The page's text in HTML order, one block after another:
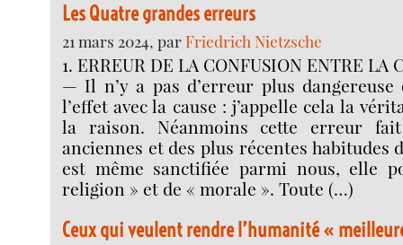
Les Quatre grandes erreurs
21 mars 2024, parFriedrich Nietzsche
1. ERREUR DE LA CONFUSION ENTRE LA
— Il n’y a pas d’erreur plus dangereuse
l’effet avec la cause : j’appelle cela la
la raison. Néanmoins cette erreur
anciennes et des plus récentes habitudes
est même sanctifiée parmi nous, elle
religion » et de « morale ». Toute (…)
Ceux qui veulent rendre l’humanité «